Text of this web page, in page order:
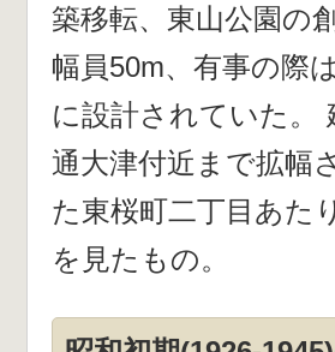
築移転、東山公園の
幅員50m、有事の際
に設計されていた。
通大津付近まで拡幅
た東桜町二丁目あた
を見たもの。